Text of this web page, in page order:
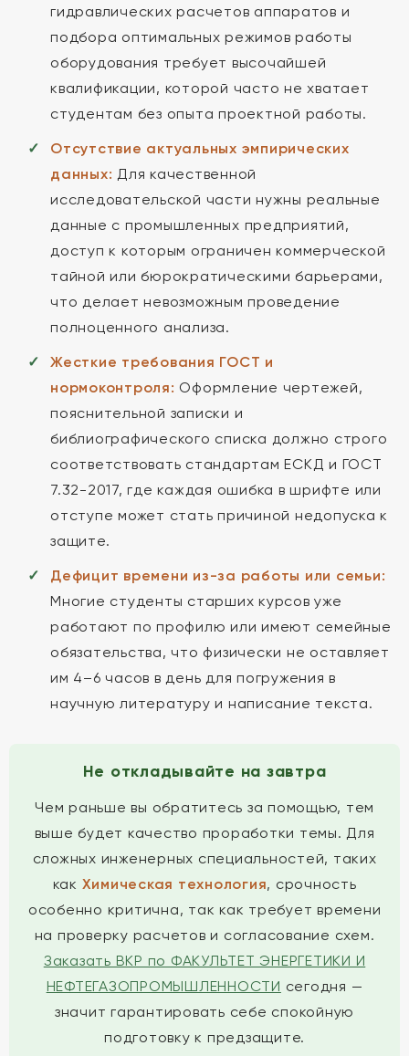
гидравлических расчетов аппаратов и
подбора оптимальных режимов работы
оборудования требует высочайшей
квалификации, которой часто не хватает
студентам без опыта проектной работы.
Отсутствие актуальных эмпирических
данных: Для качественной
исследовательской части нужны реальные
данные с промышленных предприятий,
доступ к которым ограничен коммерческой
тайной или бюрократическими барьерами,
что делает невозможным проведение
полноценного анализа.
Жесткие требования ГОСТ и
нормоконтроля: Оформление чертежей,
пояснительной записки и
библиографического списка должно строго
соответствовать стандартам ЕСКД и ГОСТ
7.32-2017, где каждая ошибка в шрифте или
отступе может стать причиной недопуска к
защите.
Дефицит времени из-за работы или семьи:
Многие студенты старших курсов уже
работают по профилю или имеют семейные
обязательства, что физически не оставляет
им 4–6 часов в день для погружения в
научную литературу и написание текста.
Не откладывайте на завтра
Чем раньше вы обратитесь за помощью, тем
выше будет качество проработки темы. Для
сложных инженерных специальностей, таких
как Химическая технология, срочность
особенно критична, так как требует времени
на проверку расчетов и согласование схем.
Заказать ВКР по ФАКУЛЬТЕТ ЭНЕРГЕТИКИ И
НЕФТЕГАЗОПРОМЫШЛЕННОСТИ сегодня —
значит гарантировать себе спокойную
подготовку к предзащите.